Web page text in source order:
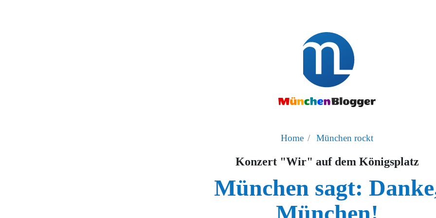
Home München rockt
Konzert "Wir" auf dem Königsplatz
München sagt: